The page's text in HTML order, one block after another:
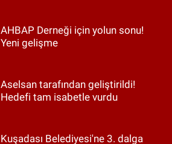
AHBAP Derneği için yolun sonu!
Yeni gelişme
Aselsan tarafından geliştirildi!
Hedefi tam isabetle vurdu
Kuşadası Belediyesi'ne 3. dalga